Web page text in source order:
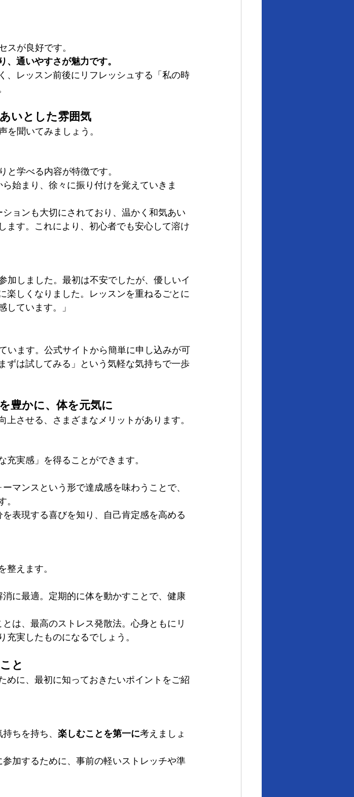
スが良好です。
通いやすさが魅力です。
、レッスン前後にリフレッシュする「私の時
いとした雰囲気
を聞いてみましょう。
と学べる内容が特徴です。
始まり、徐々に振り付けを覚えていきま
ョンも大切にされており、温かく和気あい
ます。これにより、初心者でも安心して溶け
加しました。最初は不安でしたが、優しいイ
楽しくなりました。レッスンを重ねるごとに
しています。」
います。公式サイトから簡単に申し込みが可
ずは試してみる」という気軽な気持ちで一歩
豊かに、体を元気に
させる、さまざまなメリットがあります。
実感」を得ることができます。
マンスという形で達成感を味わうことで、
。
表現する喜びを知り、自己肯定感を高める
整えます。
に最適。定期的に体を動かすことで、健康
は、最高のストレス発散法。心身ともにリ
実したものになるでしょう。
と
めに、最初に知っておきたいポイントをご紹
ちを持ち、 楽しむことを第一に考えましょ
加するために、事前の軽いストレッチや準